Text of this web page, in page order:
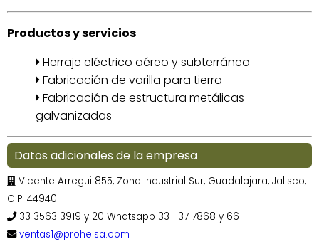
Productos y servicios
Herraje eléctrico aéreo y subterráneo
Fabricación de varilla para tierra
Fabricación de estructura metálicas
galvanizadas
Datos adicionales de la empresa
Vicente Arregui 855, Zona Industrial Sur, Guadalajara, Jalisco,
C.P. 44940
33 3563 3919 y 20 Whatsapp 33 1137 7868 y 66
ventas1@prohelsa.com